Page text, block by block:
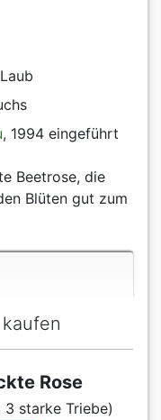
, 1994 eingeführt
Beetrose, die
Blüten gut zum
Rose
starke Triebe)